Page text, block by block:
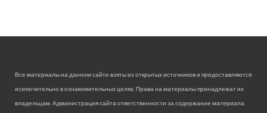
Все материалы на данном сайте взяты из открытых источников и предоставляются
исключительно в ознакомительных целях. Права на материалы принадлежат их
владельцам. Администрация сайта ответственности за содержание материала